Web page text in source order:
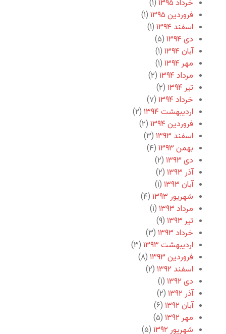
خرداد ۱۳۹۵
(۱)
فروردین ۱۳۹۵
(۱)
اسفند ۱۳۹۴
(۱)
دی ۱۳۹۴
(۵)
آبان ۱۳۹۴
(۱)
مهر ۱۳۹۴
(۱)
مرداد ۱۳۹۴
(۲)
تیر ۱۳۹۴
(۲)
خرداد ۱۳۹۴
(۷)
اردیبهشت ۱۳۹۴
(۲)
فروردین ۱۳۹۴
(۲)
اسفند ۱۳۹۳
(۳)
بهمن ۱۳۹۳
(۴)
دی ۱۳۹۳
(۲)
آذر ۱۳۹۳
(۲)
آبان ۱۳۹۳
(۱)
شهریور ۱۳۹۳
(۴)
مرداد ۱۳۹۳
(۱)
تیر ۱۳۹۳
(۹)
خرداد ۱۳۹۳
(۳)
اردیبهشت ۱۳۹۳
(۳)
فروردین ۱۳۹۳
(۸)
اسفند ۱۳۹۲
(۲)
دی ۱۳۹۲
(۱)
آذر ۱۳۹۲
(۲)
آبان ۱۳۹۲
(۶)
مهر ۱۳۹۲
(۵)
شهریور ۱۳۹۲
(۵)